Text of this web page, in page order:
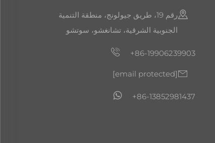
رقم 19، طريق جيولونج، منطقة التنمية
الجنوبية الشرقية، تشانغشو، سوتشو
+86-19906239903
[email protected]
+86-13852981437